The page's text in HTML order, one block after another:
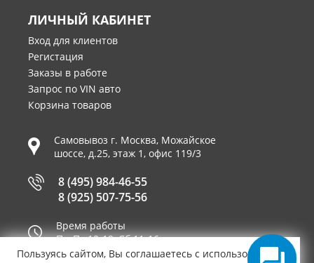
ЛИЧНЫЙ КАБИНЕТ
Вход для клиентов
Регистация
Заказы в работе
Запрос по VIN авто
Корзина товаров
Самовывоз г. Москва, Можайское
шоссе, д.25, этаж 1, офис 119/3
8 (495) 984-46-55
8 (925) 507-75-56
Время работы
Пн-Пт 10-19, Сб 11-16
Пользуясь сайтом, Вы соглашаетесь с использованием